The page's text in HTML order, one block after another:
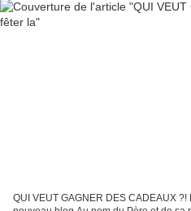
QUI VEUT GAGNER DES CADEAUX